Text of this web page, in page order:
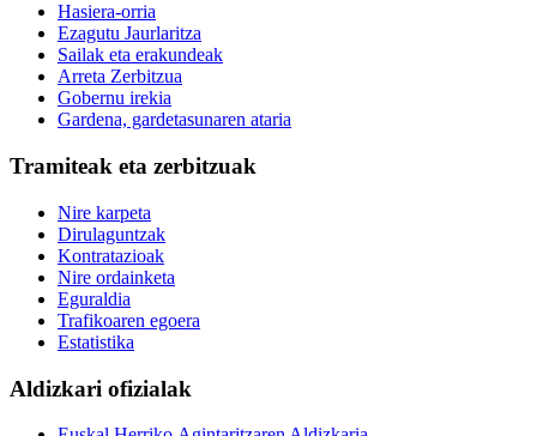
Hasiera-orria
Ezagutu Jaurlaritza
Sailak eta erakundeak
Arreta Zerbitzua
Gobernu irekia
Gardena, gardetasunaren ataria
Tramiteak eta zerbitzuak
Nire karpeta
Dirulaguntzak
Kontratazioak
Nire ordainketa
Eguraldia
Trafikoaren egoera
Estatistika
Aldizkari ofizialak